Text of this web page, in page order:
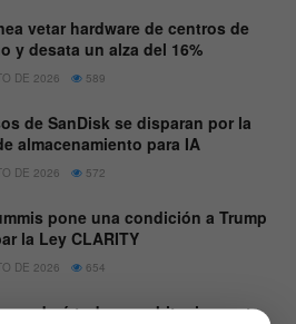
vetar hardware de centros de
y desata un alza del 16%
DE 2026 589
de SanDisk se disparan por la
almacenamiento para IA
DE 2026 572
pone una condición a Trump
la Ley CLARITY
DE 2026 654
venderá todos sus bitcoins: este